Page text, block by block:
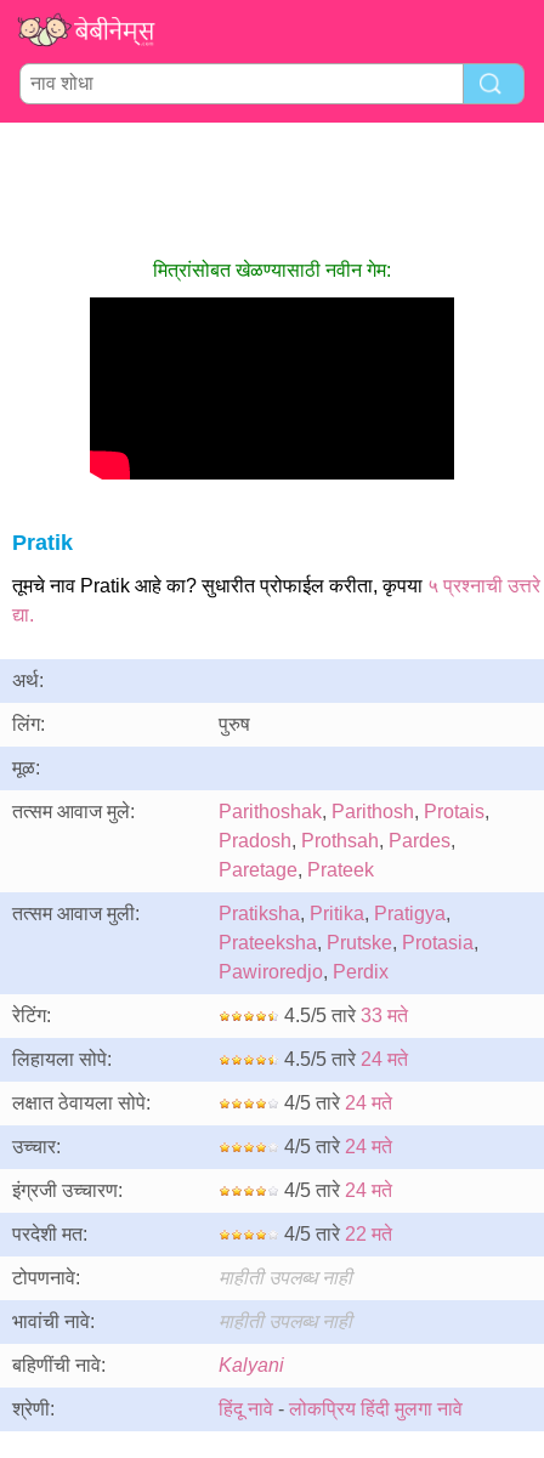
मित्रांसोबत खेळण्यासाठी नवीन गेम:
Pratik
तूमचे नाव Pratik आहे का? सुधारीत प्रोफाईल करीता, कृपया ५ प्रश्नाची उत्तरे
द्या.
अर्थ:
लिंग: पुरुष
मूळ:
तत्सम आवाज मुले: Parithoshak, Parithosh, Protais,
Pradosh, Prothsah, Pardes,
Paretage, Prateek
तत्सम आवाज मुली: Pratiksha, Pritika, Pratigya,
Prateeksha, Prutske, Protasia,
Pawiroredjo, Perdix
रेटिंग: 4.5/5 तारे 33 मते
लिहायला सोपे: 4.5/5 तारे 24 मते
लक्षात ठेवायला सोपे: 4/5 तारे 24 मते
उच्चार: 4/5 तारे 24 मते
इंग्रजी उच्चारण: 4/5 तारे 24 मते
परदेशी मत: 4/5 तारे 22 मते
टोपणनावे: माहीती उपलब्ध नाही
भावांची नावे: माहीती उपलब्ध नाही
बहिणींची नावे: Kalyani
श्रेणी: हिंदू नावे - लोकप्रिय हिंदी मुलगा नावे